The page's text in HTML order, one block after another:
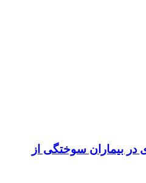
در بیماران سوختگی از